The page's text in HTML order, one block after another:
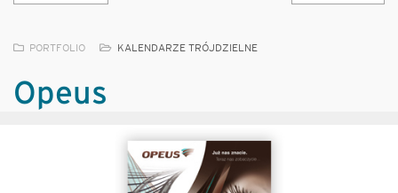
PORTFOLIO KALENDARZE TRÓJDZIELNE
Opeus